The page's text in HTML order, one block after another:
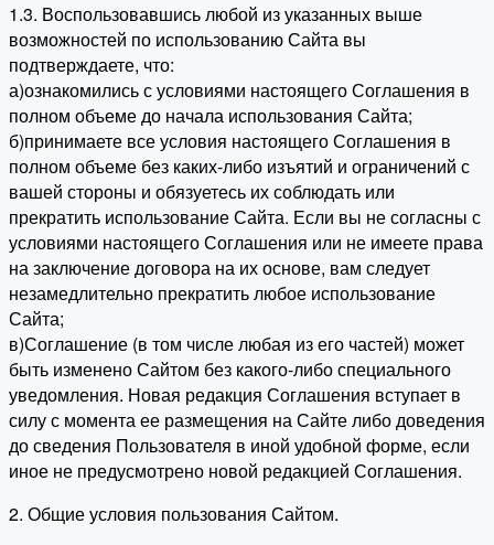
1.3. Воспользовавшись любой из указанных выше
возможностей по использованию Сайта вы
подтверждаете, что:
а)ознакомились с условиями настоящего Соглашения в
полном объеме до начала использования Сайта;
б)принимаете все условия настоящего Соглашения в
полном объеме без каких-либо изъятий и ограничений с
вашей стороны и обязуетесь их соблюдать или
прекратить использование Сайта. Если вы не согласны с
условиями настоящего Соглашения или не имеете права
на заключение договора на их основе, вам следует
незамедлительно прекратить любое использование
Сайта;
в)Соглашение (в том числе любая из его частей) может
быть изменено Сайтом без какого-либо специального
уведомления. Новая редакция Соглашения вступает в
силу с момента ее размещения на Сайте либо доведения
до сведения Пользователя в иной удобной форме, если
иное не предусмотрено новой редакцией Соглашения.
2. Общие условия пользования Сайтом.